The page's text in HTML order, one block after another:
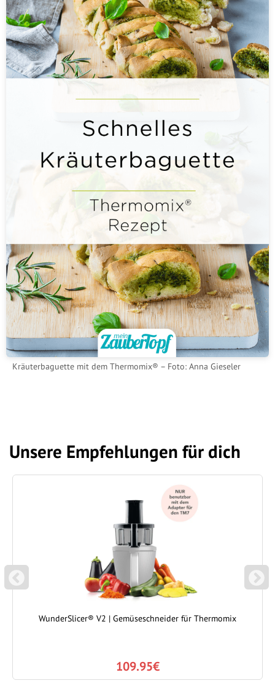
Kräuterbaguette mit dem Thermomix® – Foto: Anna Gieseler
Unsere Empfehlungen für dich
P
REVIOUS
WunderSlicer® V2 | Gemüseschneider für Thermomix
109.95€
N
EXT